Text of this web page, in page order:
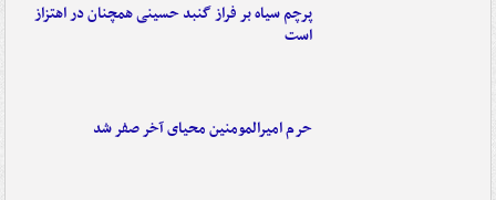
پرچم سیاه بر فراز گنبد حسینی همچنان در اهتزاز
است
حرم امیرالمومنین محیای آخر صفر شد